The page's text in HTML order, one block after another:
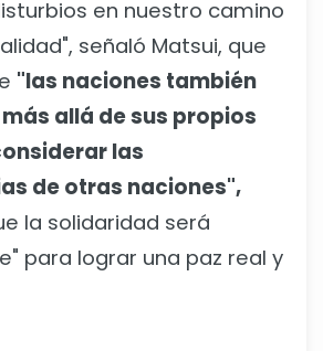
en nuestro camino
señaló Matsui, que
"las naciones también
allá de sus propios
las
de otras naciones",
la solidaridad será
para lograr una paz real y